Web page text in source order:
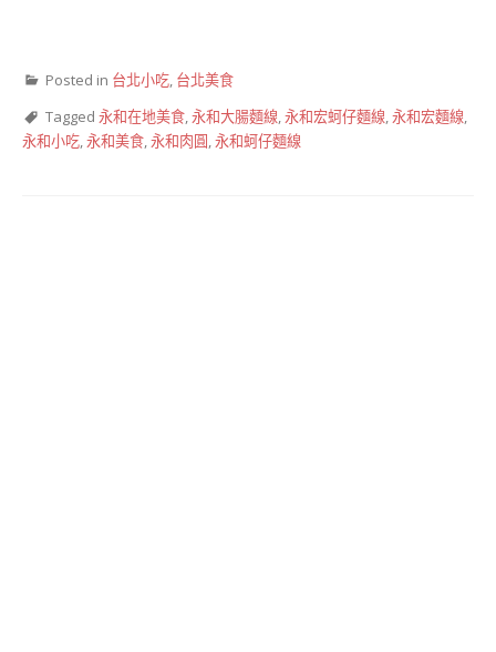
Posted in 台北小吃, 台北美食
Tagged 永和在地美食,永和大腸麵線,永和宏蚵仔麵線,永和宏麵線,
永和小吃,永和美食,永和肉圓,永和蚵仔麵線